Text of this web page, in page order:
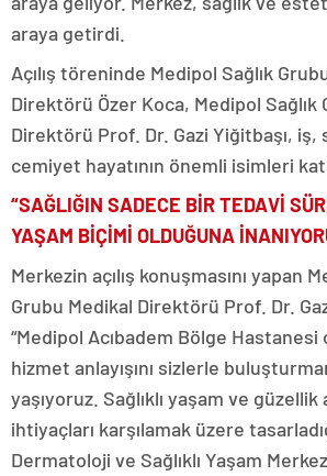
araya getirdi.
Açılış töreninde Medipol Sağlık
Direktörü Özer Koca, Medipol Sağlık
Direktörü Prof. Dr. Gazi Yiğitbaşı, iş,
cemiyet hayatının önemli isimleri
“SAĞLIĞIN SADECE BİR TEDAVİ
YAŞAM BİÇİMİ OLDUĞUNA
Merkezin açılış konuşmasını yapan
Grubu Medikal Direktörü Prof. Dr.
“Medipol Acıbadem Bölge
hizmet anlayışını sizlerle
yaşıyoruz. Sağlıklı yaşam ve güzellik
ihtiyaçları karşılamak üzere
Dermatoloji ve Sağlıklı Yaşam